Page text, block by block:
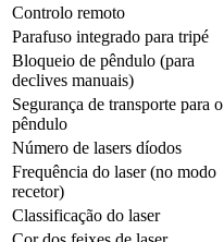
Controlo remoto
Parafuso integrado para tripé
Bloqueio de pêndulo (para
declives manuais)
Segurança de transporte para o
pêndulo
Número de lasers díodos
Frequência do laser (no modo
recetor)
Classificação do laser